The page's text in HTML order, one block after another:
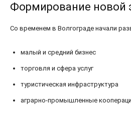
Формирование новой
Со временем в Волгограде начали
малый и средний бизнес
торговля и сфера услуг
туристическая инфраструктура
аграрно-промышленные